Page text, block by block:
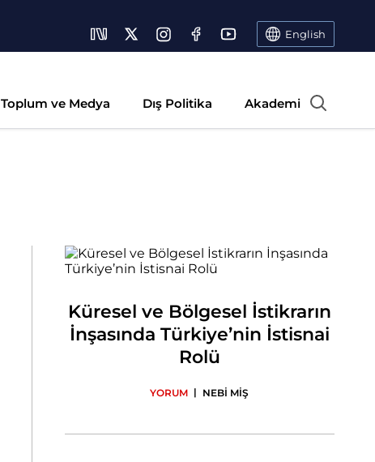
English
Toplum ve Medya Dış Politika Akademi
Küresel ve Bölgesel İstikrarın
İnşasında Türkiye’nin İstisnai
Rolü
YORUM | NEBİ MİŞ